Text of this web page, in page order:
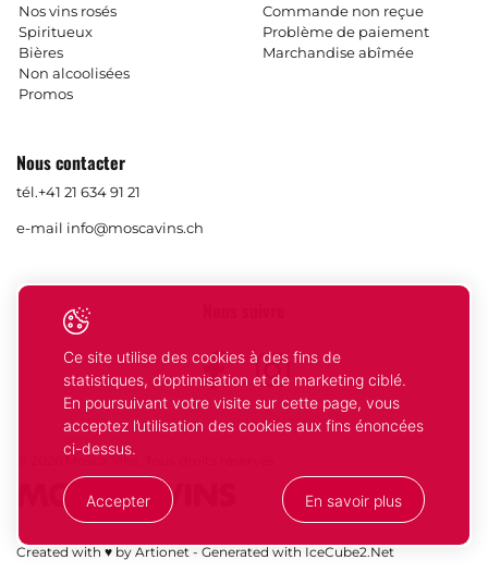
Nos vins rosés
Spiritueux
Bières
Non alcoolisées
Promos
Commande non reçue
Problème de paiement
Marchandise abîmée
Nous contacter
tél.+41 21 634 91 21
e-mail info@moscavins.ch
Facebook
Instagram
© 2026 Mosca Vins. Tous droits réservés
Created with ♥ by Artionet - Generated with IceCube2.Net
Votre
Ce site utilise des cookies à des fins de
statistiques, d’optimisation et de marketing ciblé.
En poursuivant votre visite sur cette page, vous
acceptez l’utilisation des cookies aux fins énoncées
ci-dessus.
Accepter En savoir plus